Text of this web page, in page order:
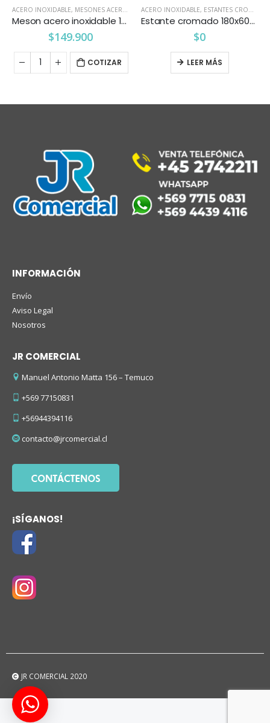
ACERO INOXIDABLE, MESONES ACERO INOXIDABLE
Meson acero inoxidable 150 cm. mural
$149.900
COTIZAR
ACERO INOXIDABLE, ESTANTES CROMADOS
Estante cromado 180x60x160
$0
LEER MÁS
INFORMACIÓN
Envío
Aviso Legal
Nosotros
JR COMERCIAL
Manuel Antonio Matta 156 – Temuco
+569 77150831
+56944394116
contacto@jrcomercial.cl
¡SÍGANOS!
JR COMERCIAL 2020